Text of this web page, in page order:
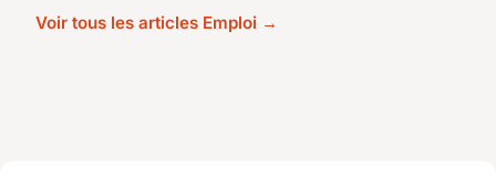
Voir tous les articles Emploi →